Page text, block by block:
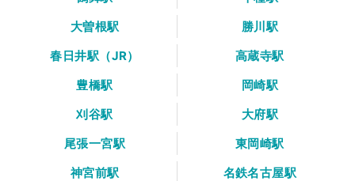
大曽根駅
勝川駅
春日井駅（JR）
高蔵寺駅
豊橋駅
岡崎駅
刈谷駅
大府駅
尾張一宮駅
東岡崎駅
神宮前駅
名鉄名古屋駅